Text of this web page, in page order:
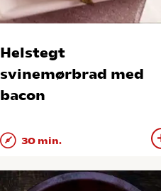
Helstegt
svinemørbrad med
bacon
30 min.